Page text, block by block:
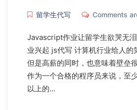
留学生代写 Comments
Javascript作业让留学生欲哭无
业兴起 js代写 计算机行业给人的
但是高薪的同时，也意味着壁垒
作为一个合格的程序员来说，至
以上的…